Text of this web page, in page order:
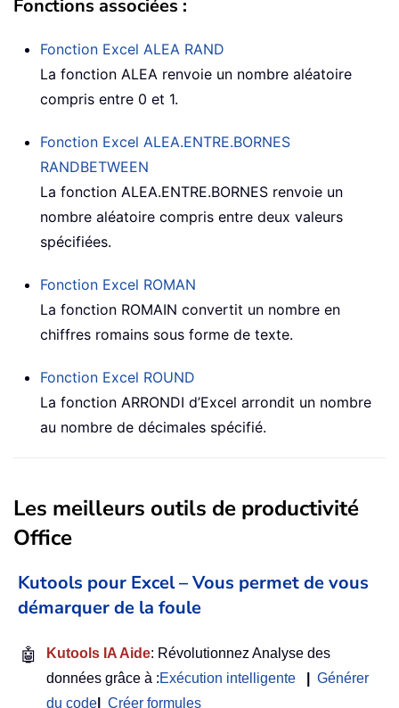
Fonctions associées :
Fonction Excel ALEA RAND
La fonction ALEA renvoie un nombre aléatoire
compris entre 0 et 1.
Fonction Excel ALEA.ENTRE.BORNES
RANDBETWEEN
La fonction ALEA.ENTRE.BORNES renvoie un
nombre aléatoire compris entre deux valeurs
spécifiées.
Fonction Excel ROMAN
La fonction ROMAIN convertit un nombre en
chiffres romains sous forme de texte.
Fonction Excel ROUND
La fonction ARRONDI d’Excel arrondit un nombre
au nombre de décimales spécifié.
Les meilleurs outils de productivité
Office
Kutools pour Excel – Vous permet de vous
démarquer de la foule
🤖 Kutools IA Aide: Révolutionnez Analyse des
données grâce à :Exécution intelligente
Générer
du code
Créer formules